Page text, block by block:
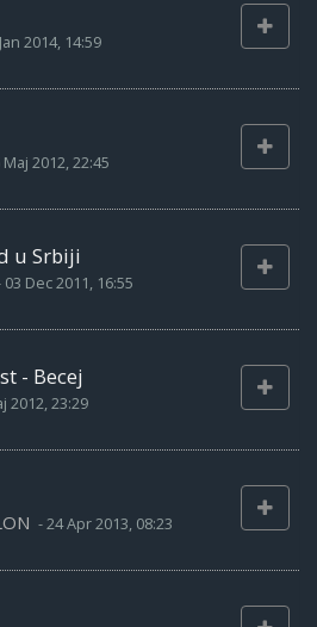
2014, 14:59
Maj 2012, 22:45
u Srbiji
03 Dec 2011, 16:55
- Becej
2012, 23:29
-24 Apr 2013, 08:23